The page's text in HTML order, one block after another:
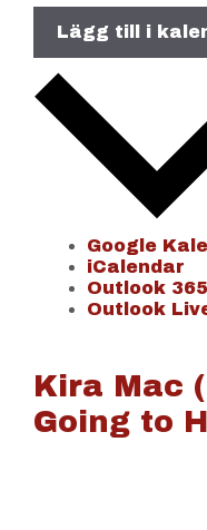
Lägg till i
Google
iCalendar
Outlook 365
Outlook
Kira Mac
Going to